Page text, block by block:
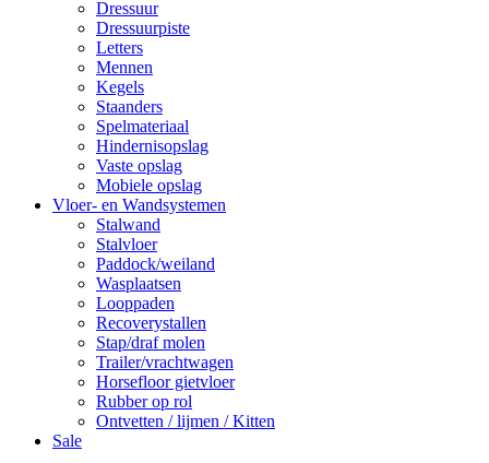
Dressuur
Dressuurpiste
Letters
Mennen
Kegels
Staanders
Spelmateriaal
Hindernisopslag
Vaste opslag
Mobiele opslag
Vloer- en Wandsystemen
Stalwand
Stalvloer
Paddock/weiland
Wasplaatsen
Looppaden
Recoverystallen
Stap/draf molen
Trailer/vrachtwagen
Horsefloor gietvloer
Rubber op rol
Ontvetten / lijmen / Kitten
Sale